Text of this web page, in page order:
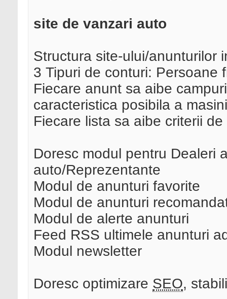
site de vanzari auto
Structura site-ului/anunturilor
3 Tipuri de conturi: Persoane
Fiecare anunt sa aibe
caracteristica posibila a
Fiecare lista sa aibe criterii
Doresc modul pentru Dealeri
auto/Reprezentante
Modul de anunturi favorite
Modul de anunturi
Modul de alerte anunturi
Feed RSS ultimele anunturi
Modul newsletter
Doresc optimizare SEO,